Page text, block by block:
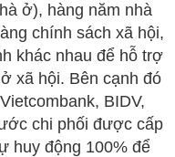
ở), hàng năm nhà
chính sách xã hội,
khác nhau để hỗ trợ
xã hội. Bên cạnh đó
BIDV,
chi phối được cấp
huy động 100% để